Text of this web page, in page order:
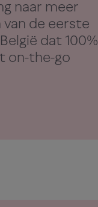
naar meer
van de eerste
dat 100%
on-the-go